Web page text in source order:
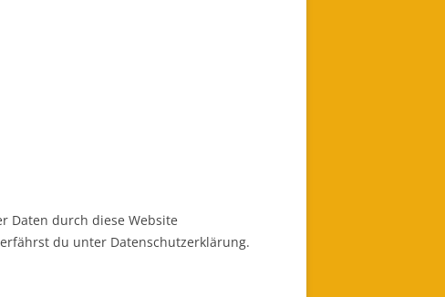
Daten durch diese Website
du unter Datenschutzerklärung.